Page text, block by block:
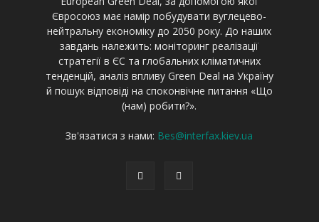
Євросоюз має намір побудувати вуглецево-
нейтральну економіку до 2050 року. До наших
завдань належить: моніторинг реалізації
стратегії в ЄС та глобальних кліматичних
тенденцій, аналіз впливу Green Deal на Україну
й пошук відповіді на споконвічне питання «Що
(нам) робити?».
Зв'язатися з нами: Bes@interfax.kiev.ua